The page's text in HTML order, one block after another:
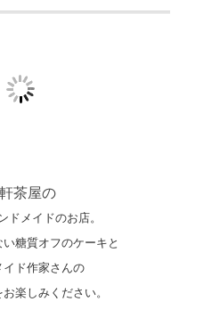
茶屋の
ドメイドのお店。
糖質オフのケーキと
ド作家さんの
楽しみください。